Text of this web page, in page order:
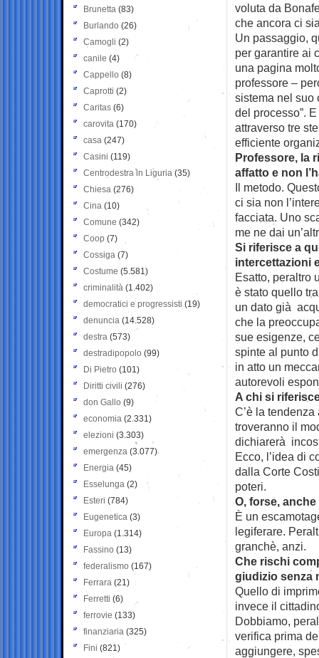
voluta da
che ancora ci
Un passaggio,
per garantire ai
una pagina
professore –
sistema nel suo
del processo”.
attraverso tre
efficiente
Professore, la
affatto e non
Il metodo.
ci sia non
facciata. Uno
me ne dai
Si riferisce a
intercettazioni
Esatto, peraltro
è stato quello
un dato già
che la
sue esigenze,
spinte al punto
in atto un
autorevoli
A chi si
C’è la
troveranno il
dichiarerà
Ecco, l’idea di
dalla Corte
poteri.
O, forse,
È un
legiferare.
granchè, anzi.
Che rischi
giudizio senza
Quello di
invece il
Dobbiamo,
verifica prima
aggiungere,
Brunetta (83)
Burlando (26)
Camogli (2)
canile (4)
Cappello (8)
Caprotti (2)
Caritas (6)
carovita (170)
casa (247)
Casini (119)
Centrodestra in Liguria (35)
Chiesa (276)
Cina (10)
Comune (342)
Coop (7)
Cossiga (7)
Costume (5.581)
criminalità (1.402)
democratici e progressisti (19)
denuncia (14.528)
destra (573)
destradipopolo (99)
Di Pietro (101)
Diritti civili (276)
don Gallo (9)
economia (2.331)
elezioni (3.303)
emergenza (3.077)
Energia (45)
Esselunga (2)
Esteri (784)
Eugenetica (3)
Europa (1.314)
Fassino (13)
federalismo (167)
Ferrara (21)
Ferretti (6)
ferrovie (133)
finanziaria (325)
Fini (821)